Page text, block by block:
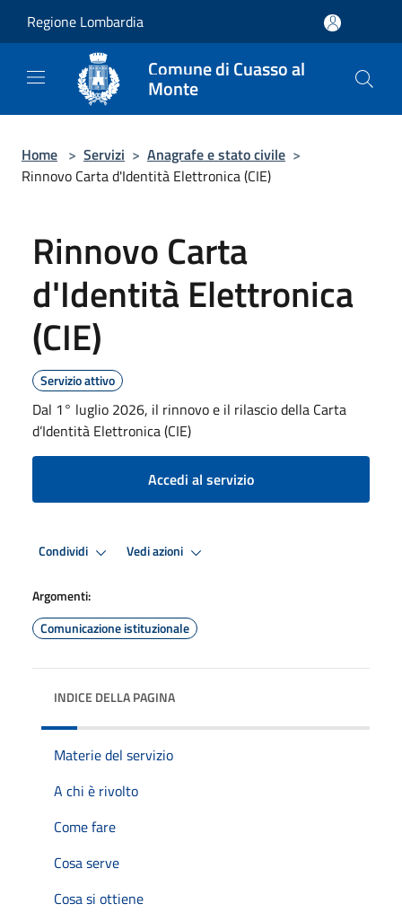
Regione Lombardia
Comune di Cuasso al
Monte
Home > Servizi > Anagrafe e stato civile >
Rinnovo Carta d'Identità Elettronica (CIE)
Rinnovo Carta
d'Identità Elettronica
(CIE)
Servizio attivo
Dal 1° luglio 2026, il rinnovo e il rilascio della Carta
d’Identità Elettronica (CIE)
Accedi al servizio
Condividi Vedi azioni
Argomenti:
Comunicazione istituzionale
INDICE DELLA PAGINA
Materie del servizio
A chi è rivolto
Come fare
Cosa serve
Cosa si ottiene